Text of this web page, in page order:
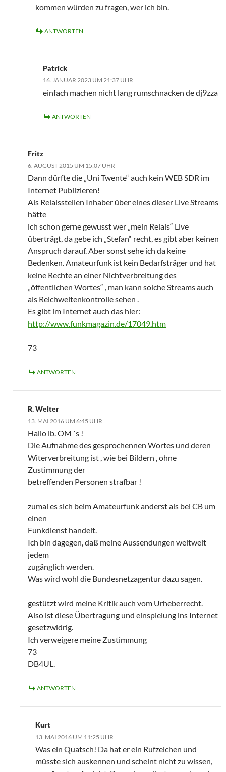
kommen würden zu fragen, wer ich bin.
ANTWORTEN
Patrick
16. JANUAR 2023 UM 21:37 UHR
einfach machen nicht lang rumschnacken de dj9zza
ANTWORTEN
Fritz
6. AUGUST 2015 UM 15:07 UHR
Dann dürfte die „Uni Twente“ auch kein WEB SDR im
Internet Publizieren!
Als Relaisstellen Inhaber über eines dieser Live Streams
hätte
ich schon gerne gewusst wer „mein Relais“ Live
überträgt, da gebe ich „Stefan“ recht, es gibt aber keinen
Anspruch darauf. Aber sonst sehe ich da keine
Bedenken. Amateurfunk ist kein Bedarfsträger und hat
keine Rechte an einer Nichtverbreitung des
„öffentlichen Wortes“ , man kann solche Streams auch
als Reichweitenkontrolle sehen .
Es gibt im Internet auch das hier:
http://www.funkmagazin.de/17049.htm
73
ANTWORTEN
R. Welter
13. MAI 2016 UM 6:45 UHR
Hallo lb. OM ´s !
Die Aufnahme des gesprochennen Wortes und deren
Witerverbreitung ist , wie bei Bildern , ohne
Zustimmung der
betreffenden Personen strafbar !
zumal es sich beim Amateurfunk anderst als bei CB um
einen
Funkdienst handelt.
Ich bin dagegen, daß meine Aussendungen weltweit
jedem
zugänglich werden.
Was wird wohl die Bundesnetzagentur dazu sagen.
gestützt wird meine Kritik auch vom Urheberrecht.
Also ist diese Übertragung und einspielung ins Internet
gesetzwidrig.
Ich verweigere meine Zustimmung
73
DB4UL.
ANTWORTEN
Kurt
13. MAI 2016 UM 11:25 UHR
Was ein Quatsch! Da hat er ein Rufzeichen und
müsste sich auskennen und scheint nicht zu wissen,